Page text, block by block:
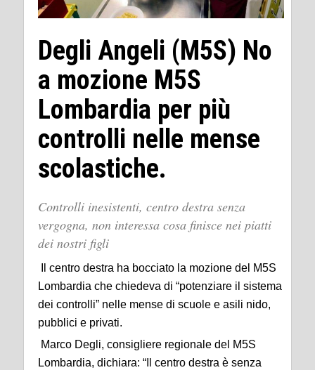
Degli Angeli (M5S) No
a mozione M5S
Lombardia per più
controlli nelle mense
scolastiche.
Controlli inesistenti, centro destra senza
vergogna, non interessa cosa finisce nei piatti
dei nostri figli
Il centro destra ha bocciato la mozione del M5S
Lombardia che chiedeva di “potenziare il sistema
dei controlli” nelle mense di scuole e asili nido,
pubblici e privati.
Marco Degli, consigliere regionale del M5S
Lombardia, dichiara: “Il centro destra è senza